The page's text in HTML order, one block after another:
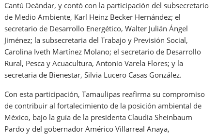
Cantú Deándar, y contó con la participación del subsecretario
de Medio Ambiente, Karl Heinz Becker Hernández; el
secretario de Desarrollo Energético, Walter Julián Ángel
Jiménez; la subsecretaria del Trabajo y Previsión Social,
Carolina Iveth Martínez Molano; el secretario de Desarrollo
Rural, Pesca y Acuacultura, Antonio Varela Flores; y la
secretaria de Bienestar, Silvia Lucero Casas González.
Con esta participación, Tamaulipas reafirma su compromiso
de contribuir al fortalecimiento de la posición ambiental de
México, bajo la guía de la presidenta Claudia Sheinbaum
Pardo y del gobernador Américo Villarreal Anaya,